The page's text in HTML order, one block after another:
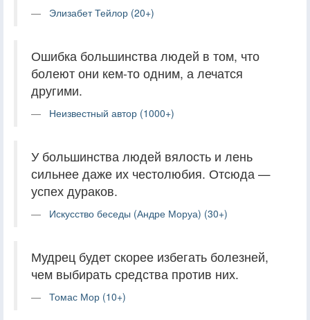
Элизабет Тейлор (20+)
Ошибка большинства людей в том, что
болеют они кем-то одним, а лечатся
другими.
Неизвестный автор (1000+)
У большинства людей вялость и лень
сильнее даже их честолюбия. Отсюда —
успех дураков.
Искусство беседы (Андре Моруа) (30+)
Мудрец будет скорее избегать болезней,
чем выбирать средства против них.
Томас Мор (10+)